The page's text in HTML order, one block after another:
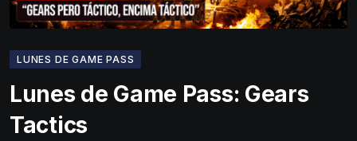
LUNES DE GAME PASS
Lunes de Game Pass: Gears
Tactics